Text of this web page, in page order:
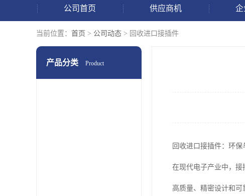
公司首页 供应商机 企
当前位置： 首页 > 公司动态 > 回收进口接插件
产品分类 Product
回收进口接插件：环
在现代电子产业中，
高质量、精密设计和